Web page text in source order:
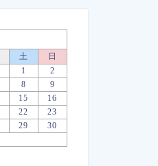
土
日
1
2
8
9
15
16
22
23
29
30